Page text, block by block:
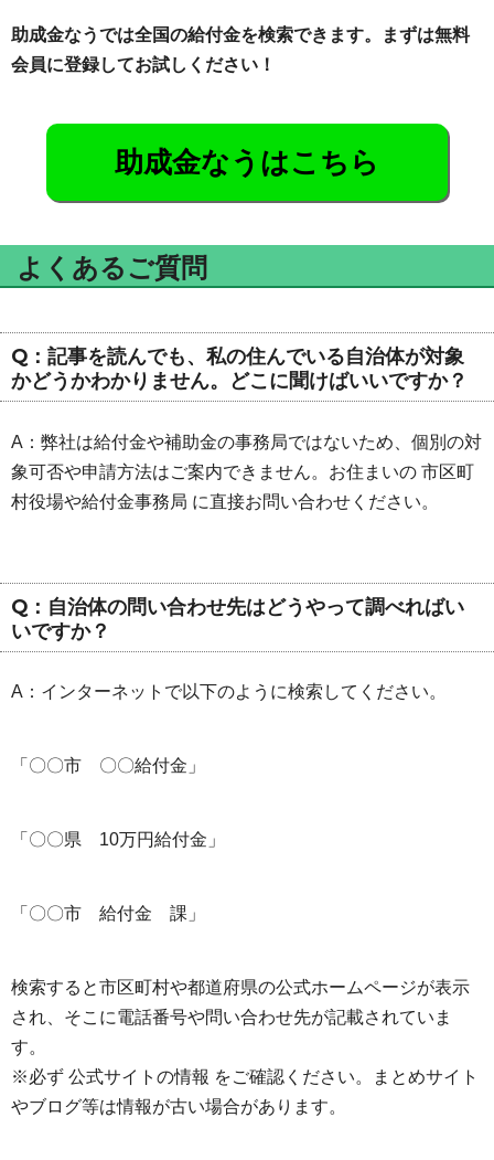
助成金なうでは全国の給付金を検索できます。まずは無料
会員に登録してお試しください！
助成金なうはこちら
よくあるご質問
Q：記事を読んでも、私の住んでいる自治体が対象
かどうかわかりません。どこに聞けばいいですか？
A：弊社は給付金や補助金の事務局ではないため、個別の対
象可否や申請方法はご案内できません。お住まいの 市区町
村役場や給付金事務局 に直接お問い合わせください。
Q：自治体の問い合わせ先はどうやって調べればい
いですか？
A：インターネットで以下のように検索してください。
「〇〇市 〇〇給付金」
「〇〇県 10万円給付金」
「〇〇市 給付金 課」
検索すると市区町村や都道府県の公式ホームページが表示
され、そこに電話番号や問い合わせ先が記載されていま
す。
※必ず 公式サイトの情報 をご確認ください。まとめサイト
やブログ等は情報が古い場合があります。